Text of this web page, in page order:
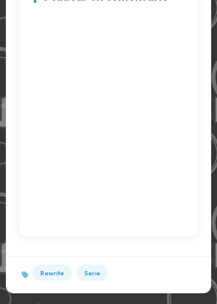
Rewrite Serie